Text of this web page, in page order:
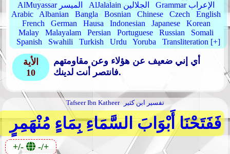
AlMuyassar الميسر
AlJalalain الجلالين
Grammar الإعراب
Arabic
Albanian Bangla Bosnian Chinese Czech
English
French
German Hausa Indonesian Japanese
Korean
Malay
Malayalam Persian Portuguese Russian
Somali
Spanish
Swahili Turkish Urdu Yoruba Transliteration [+]
الأية
10
أي إني ضعيف عن هؤلاء وعن مقاومتهم
فانتصر أنت لدينك.
Tafseer Ibn Katheer تفسير ابن كثير
فَفَتَحْنَا أَبْوَابَ السَّمَاءِ بِمَاءٍ مُنْهَمِرٍ
+/- -/+